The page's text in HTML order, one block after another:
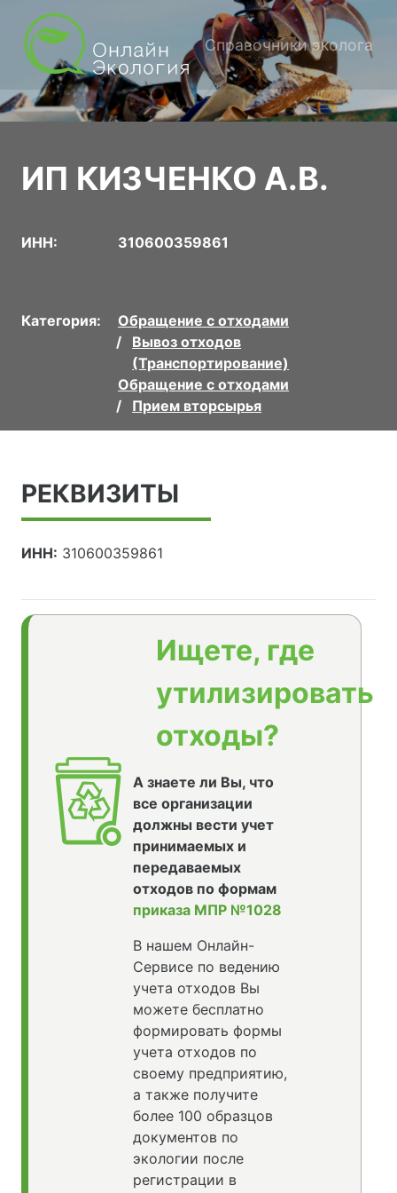
Справочники эколога
ИП КИЗЧЕНКО А.В.
ИНН: 310600359861
Категория:
Обращение с отходами
Вывоз отходов
(Транспортирование)
Обращение с отходами
Прием вторсырья
РЕКВИЗИТЫ
ИНН: 310600359861
Ищете, где
утилизировать
отходы?
А знаете ли Вы, что
все организации
должны вести учет
принимаемых и
передаваемых
отходов по формам
приказа МПР №1028
В нашем Онлайн-
Сервисе по ведению
учета отходов Вы
можете бесплатно
формировать формы
учета отходов по
своему предприятию,
а также получите
более 100 образцов
документов по
экологии после
регистрации в